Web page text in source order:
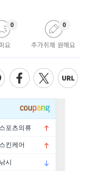
요
0
추가취재 원해요
0